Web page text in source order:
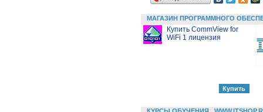
МАГАЗИН ПРОГРАММНОГО
Купить CommView for
WiFi 1 лицензия